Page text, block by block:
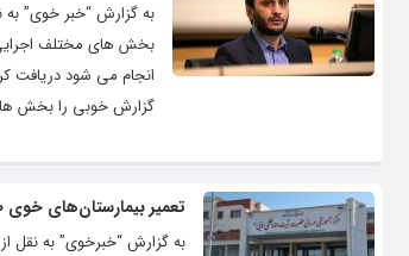
به گزارش “خبر خوی”
بخش های مختلف
انجام می شود دریافت
گزارش خوبی را بخش
تعمیر بیمارستان‌های خوی ۱۵۰۰ میلیارد ریال هزینه لازم دارد
به گزارش “خبرخوی” به نقل از